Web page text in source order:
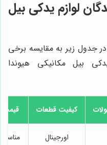
لوازم یدکی بیل
جدول زیر به مقایسه برخی
بیل مکانیکی هیوندا
کیفیت قطعات قیمت
اورجینال مناسب